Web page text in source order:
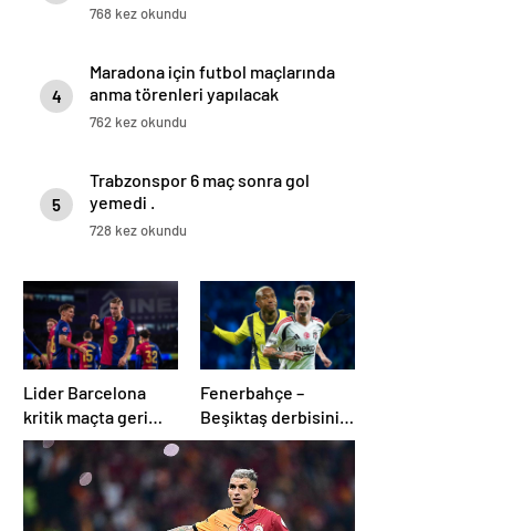
768 kez okundu
4
Maradona için futbol maçlarında
anma törenleri yapılacak
762 kez okundu
5
Trabzonspor 6 maç sonra gol
yemedi .
728 kez okundu
Lider Barcelona
kritik maçta geri
döndü
Fenerbahçe –
Beşiktaş derbisinin
en formda ayakları:
Anderson Talisca
ve Rafa Silva